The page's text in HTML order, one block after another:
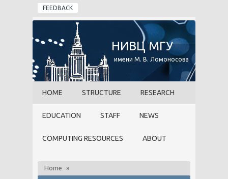
Skip to main content
FEEDBACK
НИВЦ МГУ
имени М. В. Ломоносова
HOME STRUCTURE RESEARCH
EDUCATION STAFF NEWS
COMPUTING RESOURCES ABOUT
Home »